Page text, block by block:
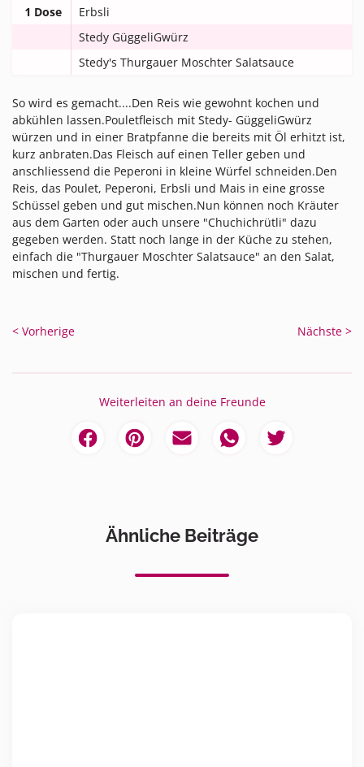
1 Dose
Erbsli
Stedy GüggeliGwürz
Stedy's Thurgauer Moschter Salatsauce
So wird es gemacht....Den Reis wie gewohnt kochen und
abkühlen lassen.Pouletfleisch mit Stedy- GüggeliGwürz
würzen und in einer Bratpfanne die bereits mit Öl erhitzt ist,
kurz anbraten.Das Fleisch auf einen Teller geben und
anschliessend die Peperoni in kleine Würfel schneiden.Den
Reis, das Poulet, Peperoni, Erbsli und Mais in eine grosse
Schüssel geben und gut mischen.Nun können noch Kräuter
aus dem Garten oder auch unsere "Chuchichrütli" dazu
gegeben werden. Statt noch lange in der Küche zu stehen,
einfach die "Thurgauer Moschter Salatsauce" an den Salat,
mischen und fertig.
< Vorherige Nächste >
Weiterleiten an deine Freunde
Ähnliche Beiträge